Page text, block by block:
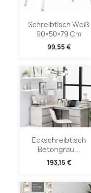
Schreibtisch Weiß
90×50×79 Cm
99,55 €
Eckschreibtisch
Betongrau...
193,15 €